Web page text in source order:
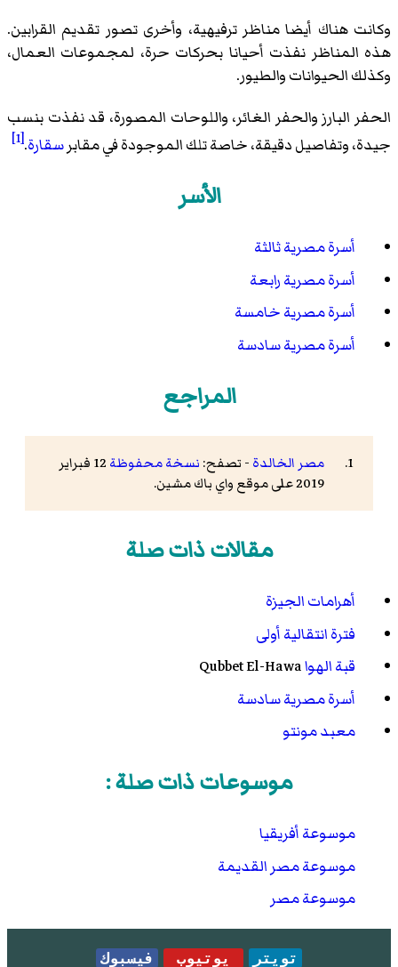
وكانت هناك أيضا مناظر ترفيهية، وأخرى تصور تقديم القرابين.
هذه المناظر نفذت أحيانا بحركات حرة، لمجموعات العمال،
وكذلك الحيوانات والطيور.
الحفر البارز والحفر الغائر، واللوحات المصورة، قد نفذت بنسب
جيدة، وتفاصيل دقيقة، خاصة تلك الموجودة في مقابرسقارة.
[1]
الأسر
أسرة مصرية ثالثة
أسرة مصرية رابعة
أسرة مصرية خامسة
أسرة مصرية سادسة
المراجع
مصر الخالدة - تصفح: نسخة محفوظة
12 فبراير
2019 على موقع واي باك مشين.
مقالات ذات صلة
أهرامات الجيزة
فترة انتقالية أولى
قبة الهوا
أسرة مصرية سادسة
معبد مونتو
موسوعات ذات صلة :
موسوعة أفريقيا
موسوعة مصر القديمة
موسوعة مصر
تويتر يوتيوب فيسبوك